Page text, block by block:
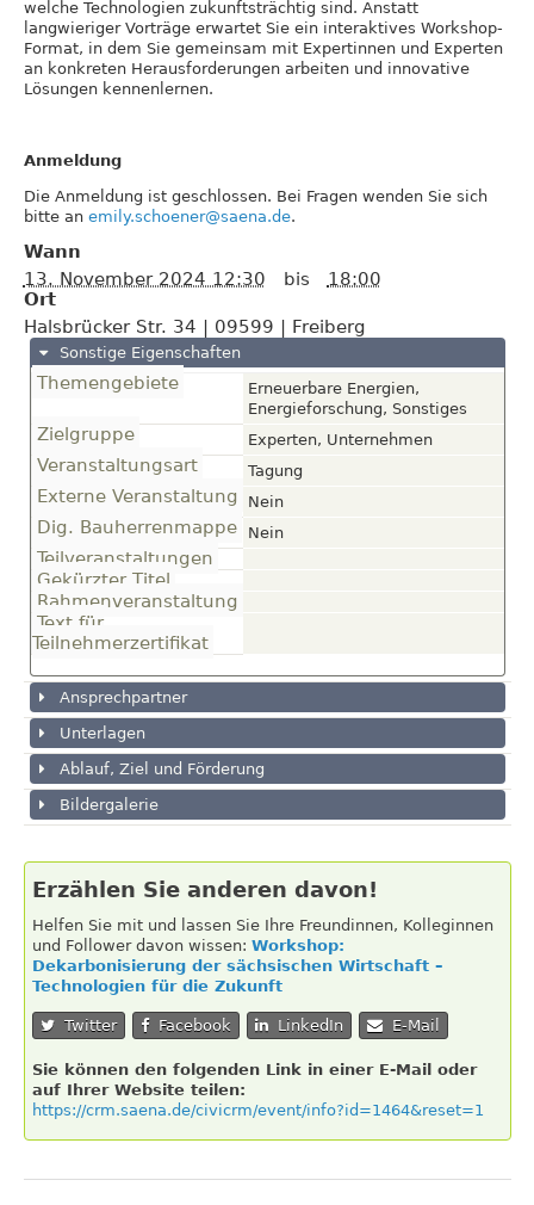
welche Technologien zukunftsträchtig sind. Anstatt
langwieriger Vorträge erwartet Sie ein interaktives Workshop-
Format, in dem Sie gemeinsam mit Expertinnen und Experten
an konkreten Herausforderungen arbeiten und innovative
Lösungen kennenlernen.
Anmeldung
Die Anmeldung ist geschlossen. Bei Fragen wenden Sie sich
bitte an emily.schoener@saena.de.
Wann
13. November 2024 12:30 bis 18:00
Ort
Halsbrücker Str. 34
09599 Freiberg
Sonstige Eigenschaften
Themengebiete
Erneuerbare Energien,
Energieforschung, Sonstiges
Zielgruppe Experten, Unternehmen
Veranstaltungsart Tagung
Externe Veranstaltung Nein
Dig. Bauherrenmappe Nein
Teilveranstaltungen
Gekürzter Titel
Rahmenveranstaltung
Text für
Teilnehmerzertifikat
Ansprechpartner
Unterlagen
Ablauf, Ziel und Förderung
Bildergalerie
Erzählen Sie anderen davon!
Helfen Sie mit und lassen Sie Ihre Freundinnen, Kolleginnen
und Follower davon wissen: Workshop:
Dekarbonisierung der sächsischen Wirtschaft –
Technologien für die Zukunft
Twitter Facebook LinkedIn E-Mail
Sie können den folgenden Link in einer E-Mail oder
auf Ihrer Website teilen:
https://crm.saena.de/civicrm/event/info?id=1464&reset=1